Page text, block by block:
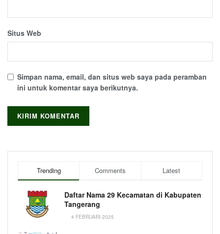
Situs Web
Simpan nama, email, dan situs web saya pada peramban
ini untuk komentar saya berikutnya.
Trending Comments Latest
Daftar Nama 29 Kecamatan di Kabupaten
Tangerang
4 FEBRUARI 2025